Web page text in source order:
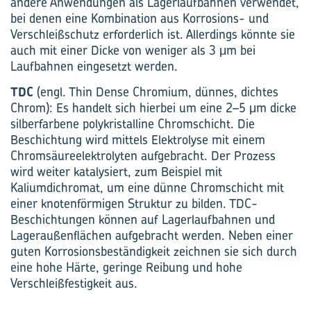
bei denen eine Kombination aus Korrosions- und
Verschleißschutz erforderlich ist. Allerdings könnte sie
auch mit einer Dicke von weniger als 3 μm bei
Laufbahnen eingesetzt werden.
TDC (engl. Thin Dense Chromium, dünnes, dichtes
Chrom): Es handelt sich hierbei um eine 2–5 μm dicke
silberfarbene polykristalline Chromschicht. Die
Beschichtung wird mittels Elektrolyse mit einem
Chromsäureelektrolyten aufgebracht. Der Prozess
wird weiter katalysiert, zum Beispiel mit
Kaliumdichromat, um eine dünne Chromschicht mit
einer knotenförmigen Struktur zu bilden. TDC-
Beschichtungen können auf Lagerlaufbahnen und
Lageraußenflächen aufgebracht werden. Neben einer
guten Korrosionsbeständigkeit zeichnen sie sich durch
eine hohe Härte, geringe Reibung und hohe
Verschleißfestigkeit aus.